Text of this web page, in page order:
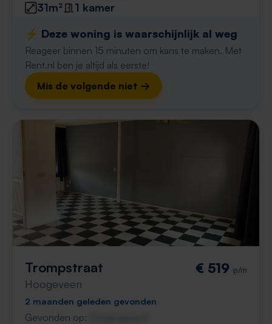
31m²
1 kamer
⚡️ Deze woning is waarschijnlijk al weg
Reageer binnen 15 minuten om kans te maken. Met
Rent.nl ben je altijd als eerste!
Mis de volgende niet →
Trompstraat
Hoogeveen
€ 519 p/m
2 maanden geleden gevonden
Gevonden op: